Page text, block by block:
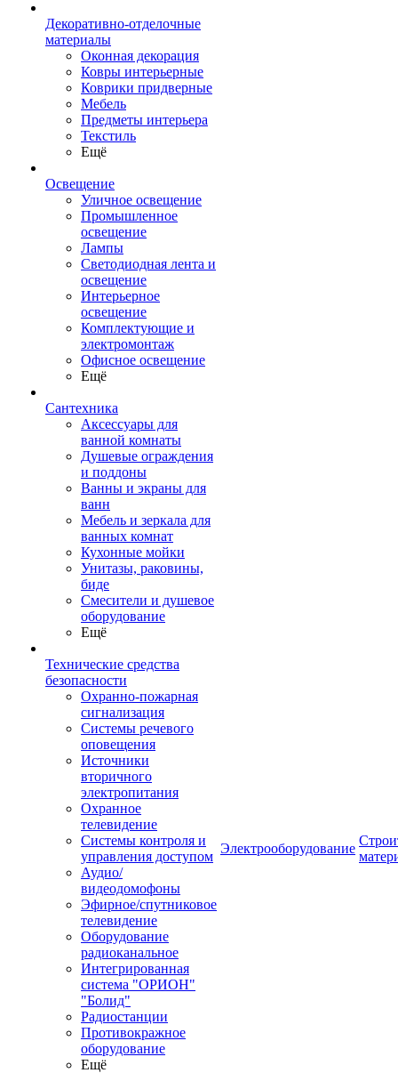
Декоративно-отделочные
материалы
Оконная декорация
Ковры интерьерные
Коврики придверные
Мебель
Предметы интерьера
Текстиль
Ещё
Освещение
Уличное освещение
Промышленное
освещение
Лампы
Светодиодная лента и
освещение
Интерьерное
освещение
Комплектующие и
электромонтаж
Офисное освещение
Ещё
Сантехника
Аксессуары для
ванной комнаты
Душевые ограждения
и поддоны
Ванны и экраны для
ванн
Мебель и зеркала для
ванных комнат
Кухонные мойки
Унитазы, раковины,
биде
Смесители и душевое
оборудование
Ещё
Технические средства
безопасности
Охранно-пожарная
сигнализация
Системы речевого
оповещения
Источники
вторичного
электропитания
Охранное
телевидение
Системы контроля и
управления доступом
Аудио/
видеодомофоны
Эфирное/спутниковое
телевидение
Оборудование
радиоканальное
Интегрированная
система "ОРИОН"
"Болид"
Радиостанции
Противокражное
оборудование
Ещё
Электрооборудование